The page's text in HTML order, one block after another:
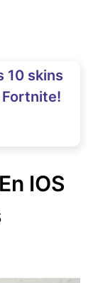
10 skins
Fortnite!
IOS